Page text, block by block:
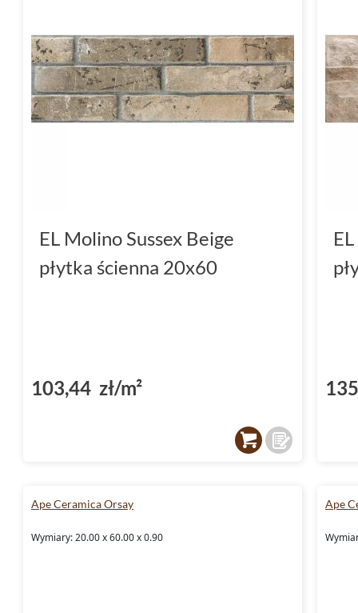
EL Molino Sussex Beige
płytka ścienna 20x60
103,44 zł/m²
Ape Ceramica Orsay
Wymiary: 20.00 x 60.00 x 0.90
Ape